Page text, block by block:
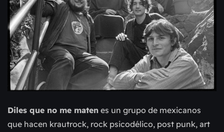
Diles que no me maten es un grupo de mexicanos
que hacen krautrock, rock psicodélico, post punk, art